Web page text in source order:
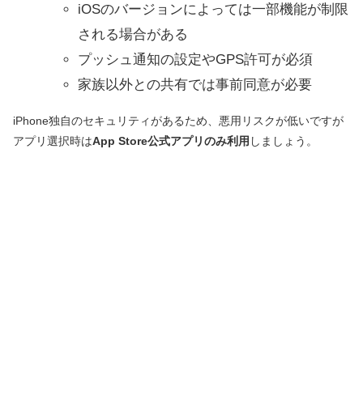
iOSのバージョンによっては一部機能が制限
される場合がある
プッシュ通知の設定やGPS許可が必須
家族以外との共有では事前同意が必要
iPhone独自のセキュリティがあるため、悪用リスクが低いですが
アプリ選択時はApp Store公式アプリのみ利用 しましょう。